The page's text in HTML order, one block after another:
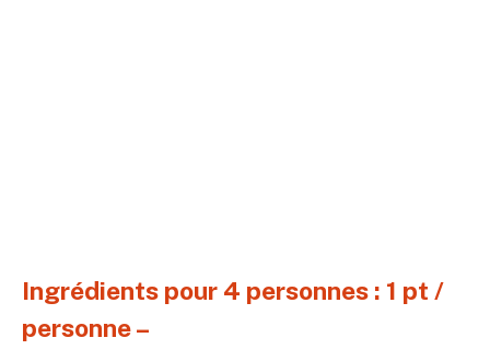
Ingrédients pour 4 personnes : 1 pt /
personne –